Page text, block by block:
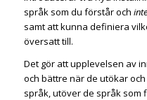
språk som du förstår och inte
samt att kunna definiera
översatt till.
Det gör att upplevelsen av
och bättre när de utökar
språk, utöver de språk som